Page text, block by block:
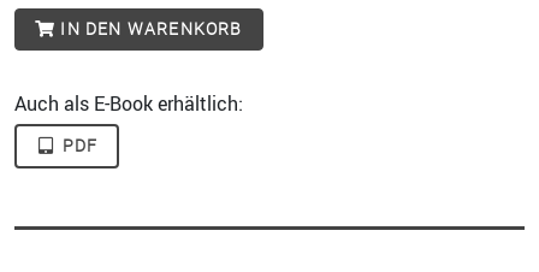
IN DEN WARENKORB
Auch als E-Book erhältlich:
PDF